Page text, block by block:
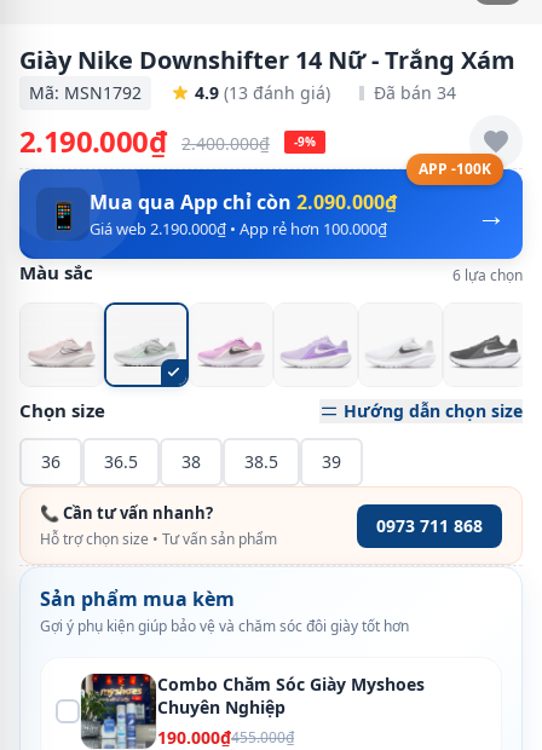
Giày Nike Downshifter 14 Nữ - Trắng Xám
Mã: MSN1792 4.9 (13 đánh giá) Đã bán 34
2.190.000₫ 2.400.000₫ -9%
APP -100K
→
📱 Mua qua App chỉ còn 2.090.000₫
Giá web 2.190.000₫ • App rẻ hơn 100.000₫
Màu sắc 6 lựa chọn
Chọn size Hướng dẫn chọn size
36 36.5 38 38.5 39
📞 Cần tư vấn nhanh?
Hỗ trợ chọn size • Tư vấn sản phẩm
0973 711 868
Sản phẩm mua kèm
Gợi ý phụ kiện giúp bảo vệ và chăm sóc đôi giày tốt hơn
Combo Chăm Sóc Giày Myshoes
Chuyên Nghiệp
190.000₫455.000₫